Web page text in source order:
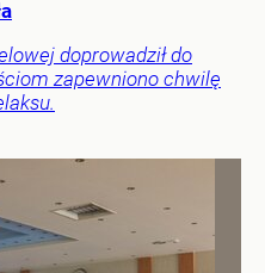
doprowadził do
zapewniono chwilę